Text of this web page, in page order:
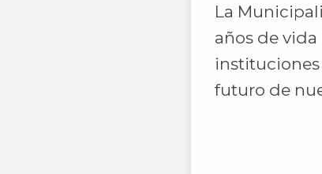
La
años de
futuro de